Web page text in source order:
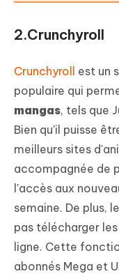
2.Crunchyroll
Crunchyroll est un
populaire qui
mangas, tels que
Bien qu'il puisse
meilleurs sites
accompagnée de
l'accès aux
semaine. De plus,
pas télécharger
ligne. Cette
abonnés Mega et